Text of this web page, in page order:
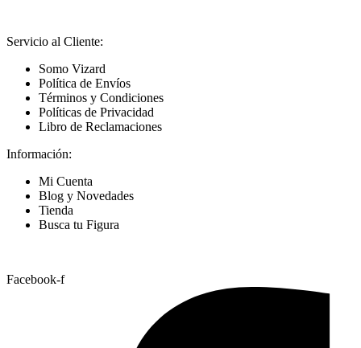
Servicio al Cliente:
Somo Vizard
Política de Envíos
Términos y Condiciones
Políticas de Privacidad
Libro de Reclamaciones
Información:
Mi Cuenta
Blog y Novedades
Tienda
Busca tu Figura
Facebook-f